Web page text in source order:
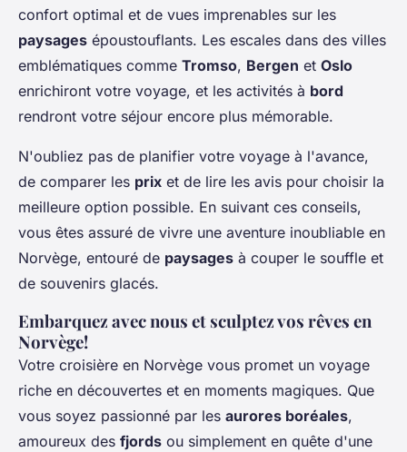
confort optimal et de vues imprenables sur les
paysages époustouflants. Les escales dans des villes
emblématiques comme Tromso, Bergen et Oslo
enrichiront votre voyage, et les activités à bord
rendront votre séjour encore plus mémorable.
N'oubliez pas de planifier votre voyage à l'avance,
de comparer les prix et de lire les avis pour choisir la
meilleure option possible. En suivant ces conseils,
vous êtes assuré de vivre une aventure inoubliable en
Norvège, entouré de paysages à couper le souffle et
de souvenirs glacés.
Embarquez avec nous et sculptez vos rêves en
Norvège!
Votre croisière en Norvège vous promet un voyage
riche en découvertes et en moments magiques. Que
vous soyez passionné par les aurores boréales,
amoureux des fjords ou simplement en quête d'une